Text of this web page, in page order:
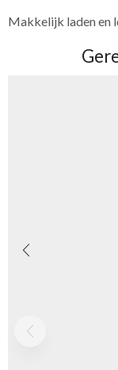
Makkelijk laden en